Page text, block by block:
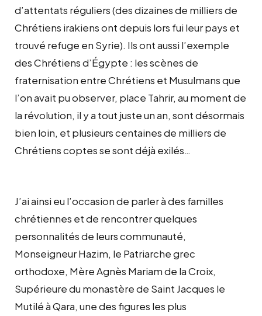
d’attentats réguliers (des dizaines de milliers de
Chrétiens irakiens ont depuis lors fui leur pays et
trouvé refuge en Syrie). Ils ont aussi l’exemple
des Chrétiens d’Égypte : les scènes de
fraternisation entre Chrétiens et Musulmans que
l’on avait pu observer, place Tahrir, au moment de
la révolution, il y a tout juste un an, sont désormais
bien loin, et plusieurs centaines de milliers de
Chrétiens coptes se sont déjà exilés…
J’ai ainsi eu l’occasion de parler à des familles
chrétiennes et de rencontrer quelques
personnalités de leurs communauté,
Monseigneur Hazim, le Patriarche grec
orthodoxe, Mère Agnès Mariam de la Croix,
Supérieure du monastère de Saint Jacques le
Mutilé à Qara, une des figures les plus